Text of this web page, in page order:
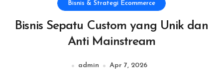
Bisnis & Strategi Ecommerce
Bisnis Sepatu Custom yang Unik dan
Anti Mainstream
admin Apr 7, 2026